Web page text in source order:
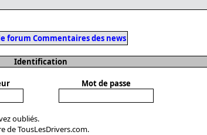
forum Commentaires des news
Identification
Mot de passe
oubliés.
de TousLesDrivers.com.